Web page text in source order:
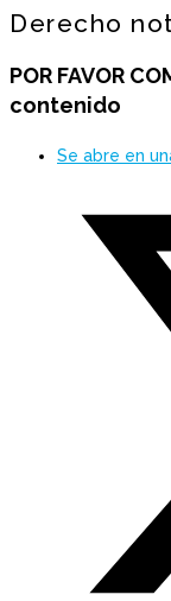
Derecho
POR FAVOR
contenido
Se abre en